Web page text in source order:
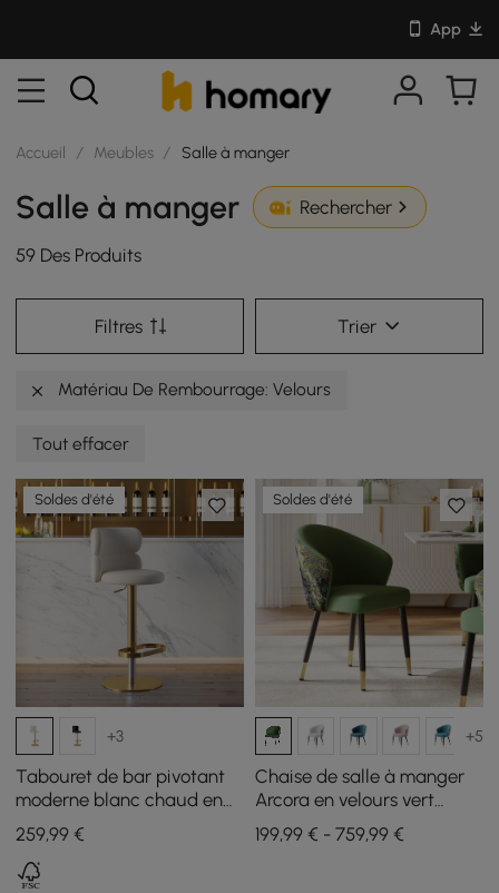
App
Accueil / Meubles / Salle à manger
Salle à manger Rechercher
59 Des Produits
Filtres Trier
Matériau De Rembourrage: Velours
Tout effacer
Soldes d'été
+3
Tabouret de bar pivotant
moderne blanc chaud en
velours, réglable en
hauteur, 1 pièce
259,99 €
Soldes d'été
+5
Chaise de salle à manger
Arcora en velours vert
rembourrée, 4 pièces
199,99 € - 759,99 €